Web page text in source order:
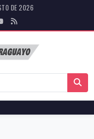
DE 2026